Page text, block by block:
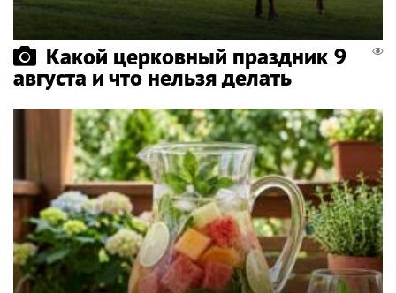
Какой церковный праздник 9
августа и что нельзя делать